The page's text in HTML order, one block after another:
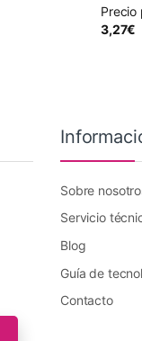
Precio
3,27€
Este
Sobre
Servicio
Blog
Guía de
Contacto